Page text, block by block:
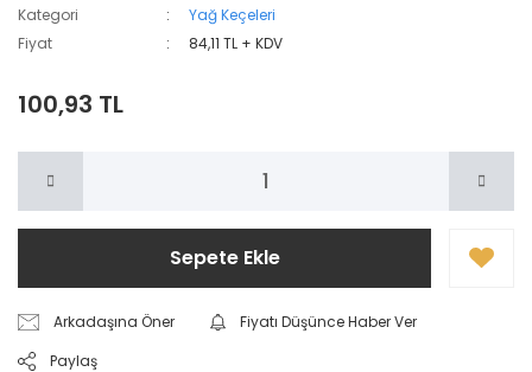
Kategori
Yağ Keçeleri
Fiyat
84,11 TL + KDV
100,93 TL
Sepete Ekle
Arkadaşına Öner
Fiyatı Düşünce Haber Ver
Paylaş